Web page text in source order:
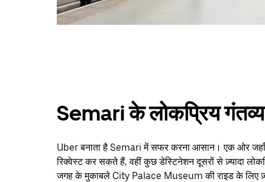
Semari के लोकप्रिय गंतव्य
Uber बनाता है Semari में सफर करना आसान। एक ओर जहाँ
रिक्वेस्ट कर सकते हैं, वहीं कुछ डेस्टिनेशन दूसरों से ज़्यादा
जगह के मुकाबले City Palace Museum की राइड के लिए